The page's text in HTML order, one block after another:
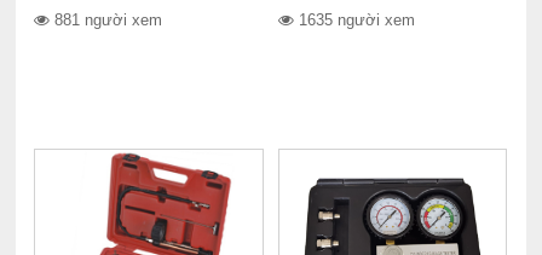
881 người xem 1635 người xem